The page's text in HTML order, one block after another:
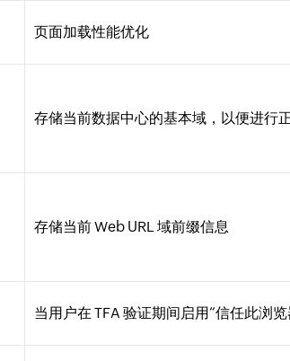
页面加载性能优化
存储当前数据中心的基本域，以便进行
存储当前 Web URL 域前缀信息
当用户在 TFA 验证期间启用“信任此浏